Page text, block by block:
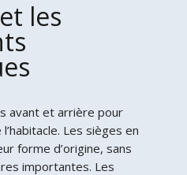
les
avant et arrière pour
Les sièges en
forme d’origine, sans
importantes. Les